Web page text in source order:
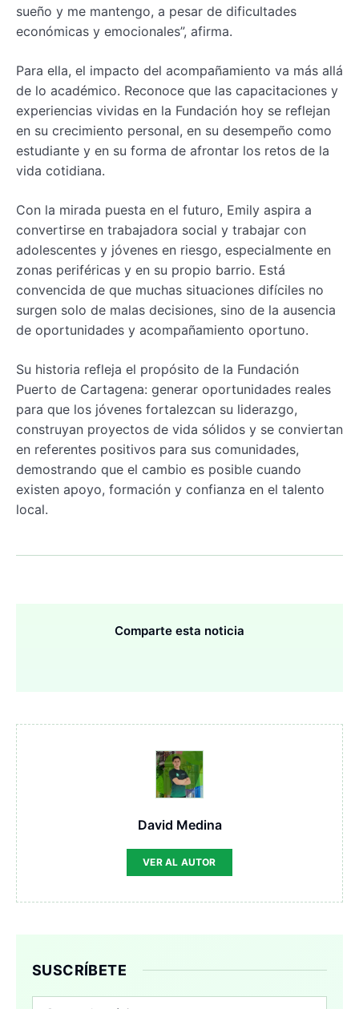
sueño y me mantengo, a pesar de dificultades
económicas y emocionales”, afirma.
Para ella, el impacto del acompañamiento va más allá
de lo académico. Reconoce que las capacitaciones y
experiencias vividas en la Fundación hoy se reflejan
en su crecimiento personal, en su desempeño como
estudiante y en su forma de afrontar los retos de la
vida cotidiana.
Con la mirada puesta en el futuro, Emily aspira a
convertirse en trabajadora social y trabajar con
adolescentes y jóvenes en riesgo, especialmente en
zonas periféricas y en su propio barrio. Está
convencida de que muchas situaciones difíciles no
surgen solo de malas decisiones, sino de la ausencia
de oportunidades y acompañamiento oportuno.
Su historia refleja el propósito de la Fundación
Puerto de Cartagena: generar oportunidades reales
para que los jóvenes fortalezcan su liderazgo,
construyan proyectos de vida sólidos y se conviertan
en referentes positivos para sus comunidades,
demostrando que el cambio es posible cuando
existen apoyo, formación y confianza en el talento
local.
Comparte esta noticia
David Medina
VER AL AUTOR
SUSCRÍBETE